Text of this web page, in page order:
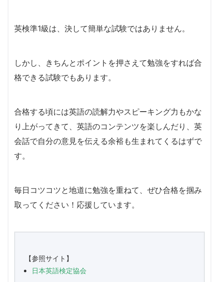
英検準1級は、決して簡単な試験ではありません。
しかし、きちんとポイントを押さえて勉強をすれば合
格できる試験でもあります。
合格する頃には英語の読解力やスピーキング力もかな
り上がってきて、英語のコンテンツを楽しんだり、英
会話で自分の意見を伝える余裕も生まれてくるはずで
す。
毎日コツコツと地道に勉強を重ねて、ぜひ合格を掴み
取ってください！応援しています。
【参照サイト】
日本英語検定協会